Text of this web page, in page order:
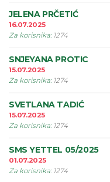
JELENA PRČETIĆ
16.07.2025
Za korisnika: 1274
SNJEYANA PROTIC
15.07.2025
Za korisnika: 1274
SVETLANA TADIĆ
15.07.2025
Za korisnika: 1274
SMS YETTEL 05/2025
01.07.2025
Za korisnika: 1274